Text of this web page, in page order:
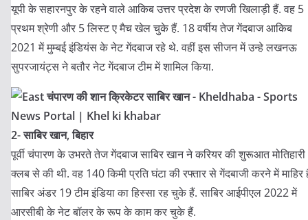
यूपी के सहारनपुर के रहने वाले आकिब उत्तर प्रदेश के रणजी खिलाड़ी हैं. वह 5
प्रथम श्रेणी और 5 लिस्ट ए मैच खेल चुके हैं. 18 वर्षीय तेज गेंदबाज आकिब
2021 में मुम्बई इंडियंस के नेट गेंदबाज रहे थे. वहीं इस सीजन में उन्हे लखनऊ
सुपरजायंट्स ने बतौर नेट गेंदबाज टीम में शामिल किया.
2- साबिर खान, बिहार
पूर्वी चंपारण के उभरते तेज गेंदबाज साबिर खान ने करियर की शुरूआत मोतिहारी
क्लब से की थी. वह 140 किमी प्रति घंटा की रफ्तार से गेंदबाजी करने में माहिर
साबिर अंडर 19 टीम इंडिया का हिस्सा रह चुके हैं. साबिर आईपीएल 2022 में
आरसीबी के नेट बॉलर के रूप के काम कर चुके हैं.